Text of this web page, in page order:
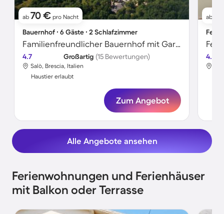
ab 70 € pro Nacht
Bauernhof ∙ 6 Gäste ∙ 2 Schlafzimmer
Familienfreundlicher Bauernhof mit Garten und Grill | Naturblick | Haustiere sind willkommen
4.7 Großartig (15 Bewertungen)
Salò, Brescia, Italien
Haustier erlaubt
Zum Angebot
ab
4.2
Alle Angebote ansehen
Ferienwohnungen und Ferienhäuser
mit Balkon oder Terrasse